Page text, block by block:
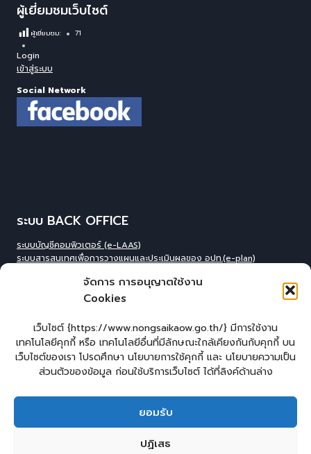
จัดการ การอนุญาตใช้งาน
Cookies
เว็บไซต์ {https://www.nongsaikaow.go.th/} มีการใช้งาน
เทคโนโลยีคุกกี้ หรือ เทคโนโลยีอื่นที่มีลักษณะใกล้เคียงกันกับคุกกี้ บน
เว็บไซต์ของเรา โปรดศึกษา นโยบายการใช้คุกกี้ และ นโยบายความเป็น
ส่วนตัวของข้อมูล ก่อนใช้บริการเว็บไซต์ ได้ที่ลิงค์ด้านล่าง
ยอมรับ
ปฏิเสธ
ผู้เยี่ยมชมเว็บไซต์
ผู้เยี่ยมชม: 71
Login
เข้าสู่ระบบ
Social Network
ระบบ BACK OFFICE
ระบบบัญชีคอมพิวเตอร์ (e-LAAS)
ระบบสารสนเทศเพื่อการวางแผนและประเมินผลของ อปท.(e-plan)
ระบบข้อมูลบุคลากรองค์กร(IHR)
ระบบสารสนเทศข้อมูล competincy ของบุคลากรทุกตำแหน่ง (กรอบอัตรา
ระบบสารสนเทศการจัดการฐานข้อมูลเบี้ยยังชีพขององค์กร
ปกครอง(welfare)
ระบบสารสนเทศทางการศีกษาท้องถิ่น(Lec)
ระบบข้อมูลสารสนเทศทางการศึกษาท้องถิ่น(SIS)
ระบบข้อมูลสารสนเทศทางการศึกษาท้องถิ่น ศูนย์พัฒนาเด็กเล็ก(CCIS)
แบบคำร้องทั่วไปออนไลน์